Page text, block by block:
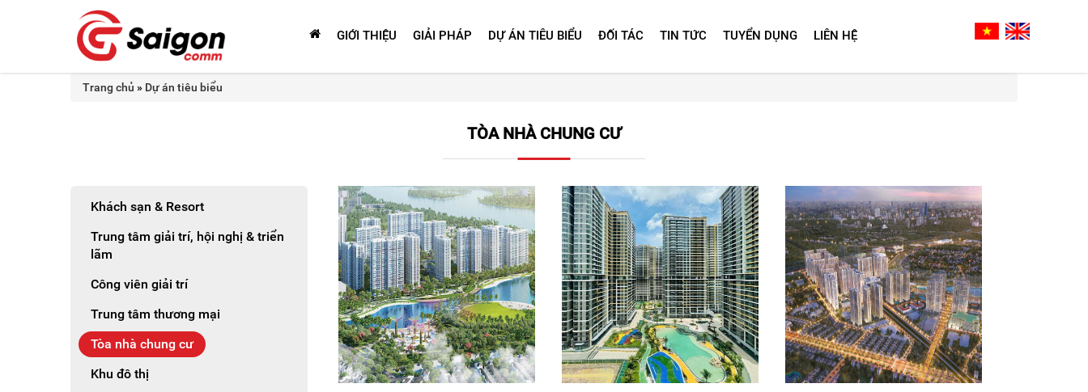
GIỚI THIỆU GIẢI PHÁP DỰ ÁN TIÊU BIỂU ĐỐI TÁC TIN TỨC TUYỂN DỤNG LIÊN HỆ
Trang chủ » Dự án tiêu biểu
TÒA NHÀ CHUNG CƯ
Khách sạn & Resort
Trung tâm giải trí, hội nghị & triển
lãm
Công viên giải trí
Trung tâm thương mại
Tòa nhà chung cư
Khu đô thị